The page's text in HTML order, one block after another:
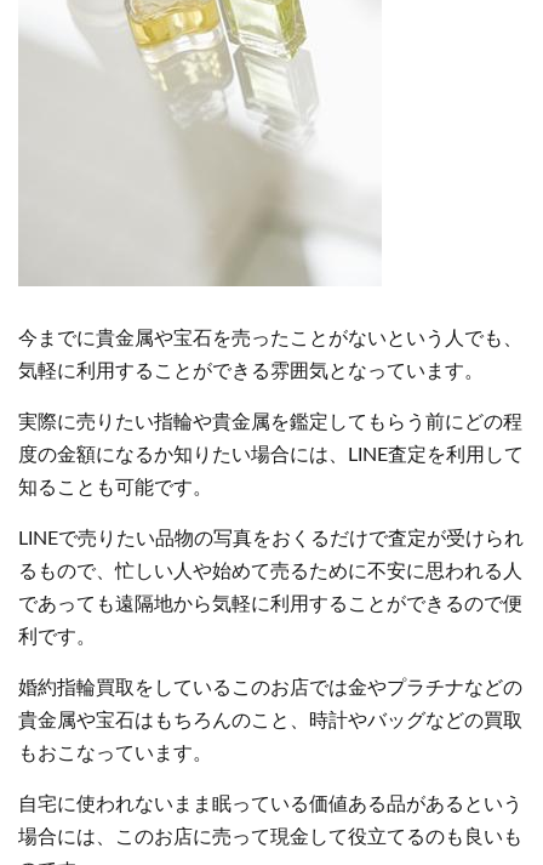
今までに貴金属や宝石を売ったことがないという人でも、
気軽に利用することができる雰囲気となっています。
実際に売りたい指輪や貴金属を鑑定してもらう前にどの程
度の金額になるか知りたい場合には、LINE査定を利用して
知ることも可能です。
LINEで売りたい品物の写真をおくるだけで査定が受けられ
るもので、忙しい人や始めて売るために不安に思われる人
であっても遠隔地から気軽に利用することができるので便
利です。
婚約指輪買取をしているこのお店では金やプラチナなどの
貴金属や宝石はもちろんのこと、時計やバッグなどの買取
もおこなっています。
自宅に使われないまま眠っている価値ある品があるという
場合には、このお店に売って現金して役立てるのも良いも